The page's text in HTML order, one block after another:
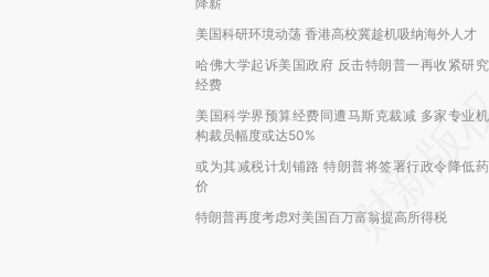
美国科研环境动荡 香港高校冀趁机吸纳海外人才
哈佛大学起诉美国政府 反击特朗普一再收紧研究
经费
美国科学界预算经费同遭马斯克裁减 多家专业机
构裁员幅度或达50%
或为其减税计划铺路 特朗普将签署行政令降低药
价
特朗普再度考虑对美国百万富翁提高所得税